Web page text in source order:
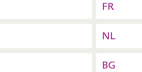
FR
NL
BG